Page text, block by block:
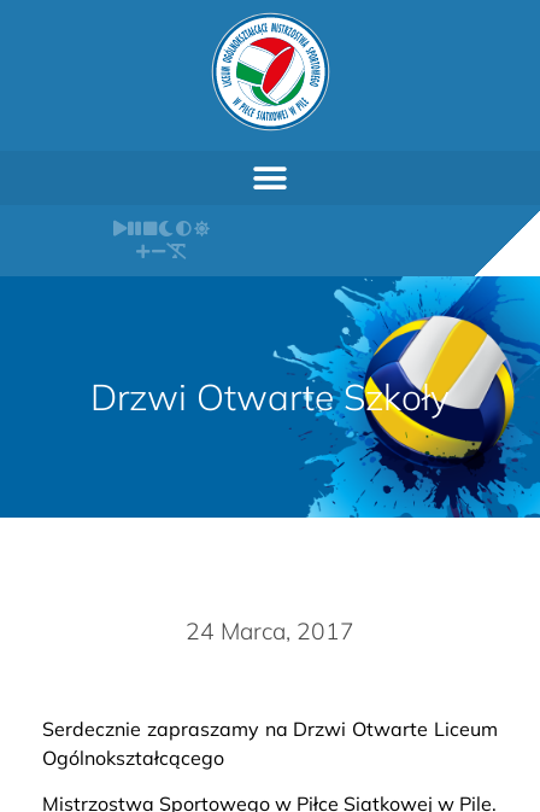
Drzwi Otwarte Szkoły
24 Marca, 2017
Serdecznie zapraszamy na Drzwi Otwarte Liceum
Ogólnokształcącego
Mistrzostwa Sportowego w Piłce Siatkowej w Pile.